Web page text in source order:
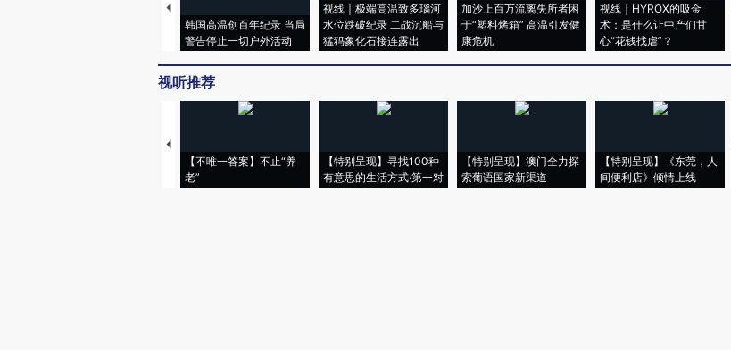
韩国高温创百年纪录 当局
警告停止一切户外活动
视线｜极端高温致多瑙河
水位跌破纪录 二战沉船与
猛犸象化石接连露出
加沙上百万流离失所者困
于“塑料烤箱” 高温引发健
康危机
视线｜HYROX的吸金
术：是什么让中产们甘
心“花钱找虐”？
视听推荐
【不唯一答案】不止“养
老”
【特别呈现】寻找100种
有意思的生活方式·第一对
【特别呈现】澳门全力探
索葡语国家新渠道
【特别呈现】《东莞，人
间便利店》倾情上线